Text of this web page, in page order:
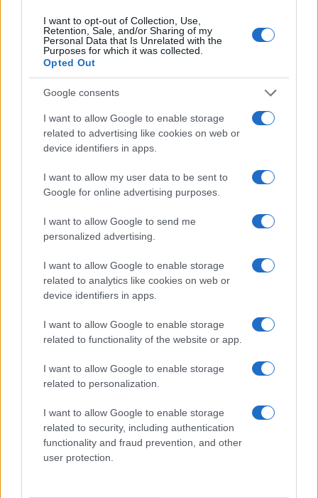
I want to opt-out of Collection, Use,
Retention, Sale, and/or Sharing of my
Personal Data that Is Unrelated with the
Purposes for which it was collected.
Opted Out
Google consents
I want to allow Google to enable storage
related to advertising like cookies on web or
device identifiers in apps.
I want to allow my user data to be sent to
Google for online advertising purposes.
I want to allow Google to send me
personalized advertising.
I want to allow Google to enable storage
related to analytics like cookies on web or
device identifiers in apps.
I want to allow Google to enable storage
related to functionality of the website or app.
I want to allow Google to enable storage
related to personalization.
I want to allow Google to enable storage
related to security, including authentication
functionality and fraud prevention, and other
user protection.
Inviaci le tue segnalazioni,
Su WhatsApp al numero +39
Ricevi le nostre ultime news
daGoogle News
Condividi l'articolo
F
a
ce
b
o
o
k
T
w
it
te
r
Pi
n
te
re
st
W
h
at
s
A
p
p
S
h
a
Articolo precedente
Prossimo articolo
NOTIZIE RECENTI